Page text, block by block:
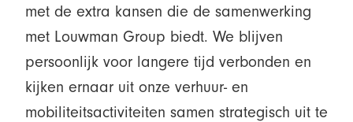
met de extra kansen die de samenwerking
met Louwman Group biedt. We blijven
persoonlijk voor langere tijd verbonden en
kijken ernaar uit onze verhuur- en
mobiliteitsactiviteiten samen strategisch uit te